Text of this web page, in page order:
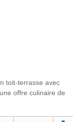
toit-terrasse avec
offre culinaire de